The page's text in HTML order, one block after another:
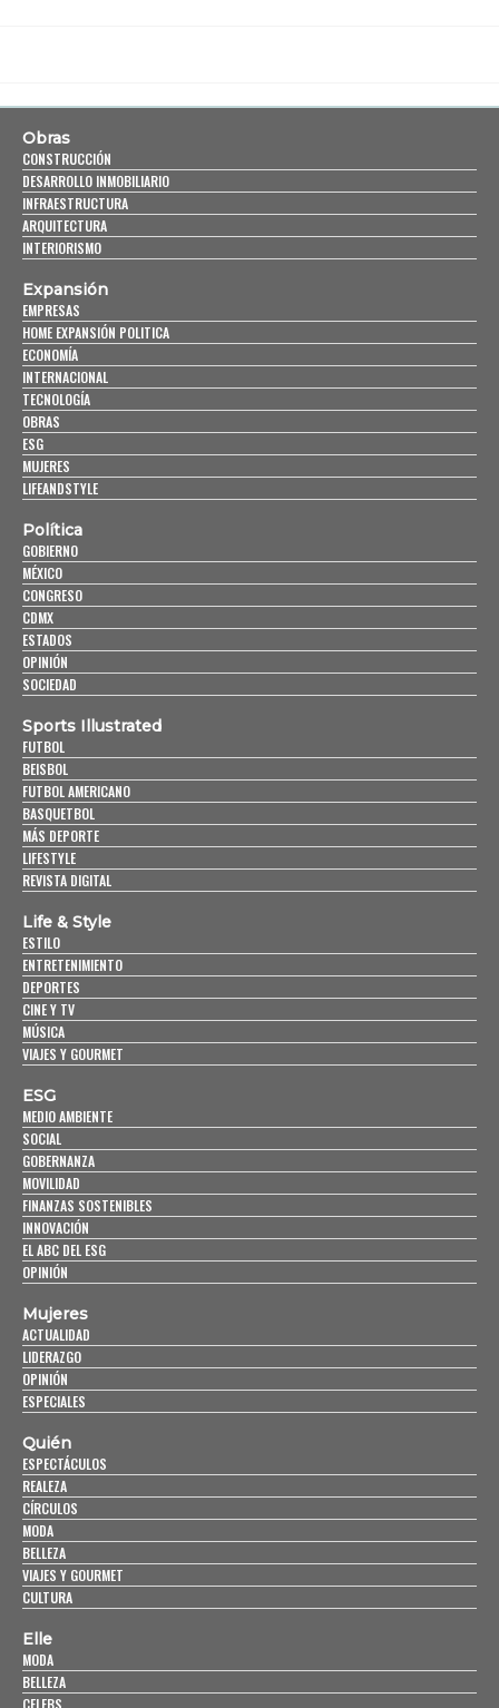
Obras
CONSTRUCCIÓN
DESARROLLO INMOBILIARIO
INFRAESTRUCTURA
ARQUITECTURA
INTERIORISMO
Expansión
EMPRESAS
HOME EXPANSIÓN POLITICA
ECONOMÍA
INTERNACIONAL
TECNOLOGÍA
OBRAS
ESG
MUJERES
LIFEANDSTYLE
Política
GOBIERNO
MÉXICO
CONGRESO
CDMX
ESTADOS
OPINIÓN
SOCIEDAD
Sports Illustrated
FUTBOL
BEISBOL
FUTBOL AMERICANO
BASQUETBOL
MÁS DEPORTE
LIFESTYLE
REVISTA DIGITAL
Life & Style
ESTILO
ENTRETENIMIENTO
DEPORTES
CINE Y TV
MÚSICA
VIAJES Y GOURMET
ESG
MEDIO AMBIENTE
SOCIAL
GOBERNANZA
MOVILIDAD
FINANZAS SOSTENIBLES
INNOVACIÓN
EL ABC DEL ESG
OPINIÓN
Mujeres
ACTUALIDAD
LIDERAZGO
OPINIÓN
ESPECIALES
Quién
ESPECTÁCULOS
REALEZA
CÍRCULOS
MODA
BELLEZA
VIAJES Y GOURMET
CULTURA
Elle
MODA
BELLEZA
CELEBS